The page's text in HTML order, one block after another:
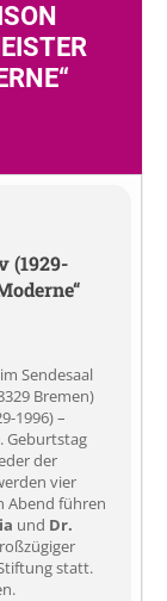
(1929-
Sendesaal
Bremen)
1996) –
Geburtstag
der
vier
Abend führen
und Dr.
statt.